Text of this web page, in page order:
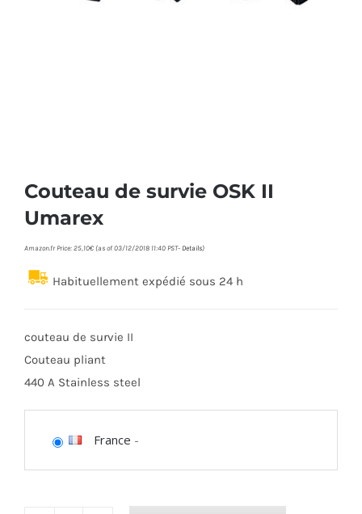
Couteau de survie OSK II
Umarex
Amazon.fr Price: 25,10€ (as of 03/12/2018 11:40 PST- Details)
Habituellement expédié sous 24 h
couteau de survie II
Couteau pliant
440 A Stainless steel
France -